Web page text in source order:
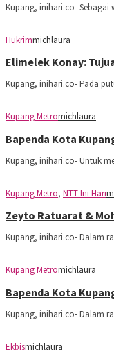
Kupang, inihari.co- Sebagai
Hukrimmichlaura
Elimelek Konay:
Kupang, inihari.co- Pada
Kupang Metromichlaura
Bapenda Kota
Kupang, inihari.co- Untuk
Kupang Metro, NTT Ini Hari
Zeyto Ratuarat &
Kupang, inihari.co- Dalam
Kupang Metromichlaura
Bapenda Kota
Kupang, inihari.co- Dalam
Ekbismichlaura